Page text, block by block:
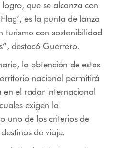
que se alcanza con
es la punta de lanza
turismo con sostenibilidad
destacó Guerrero.
la obtención de estas
nacional permitirá
el radar internacional
exigen la
uno de los criterios de
de viaje.